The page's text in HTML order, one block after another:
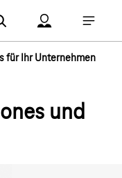
Account Menu
Elemente
für Ihr Unternehmen
und